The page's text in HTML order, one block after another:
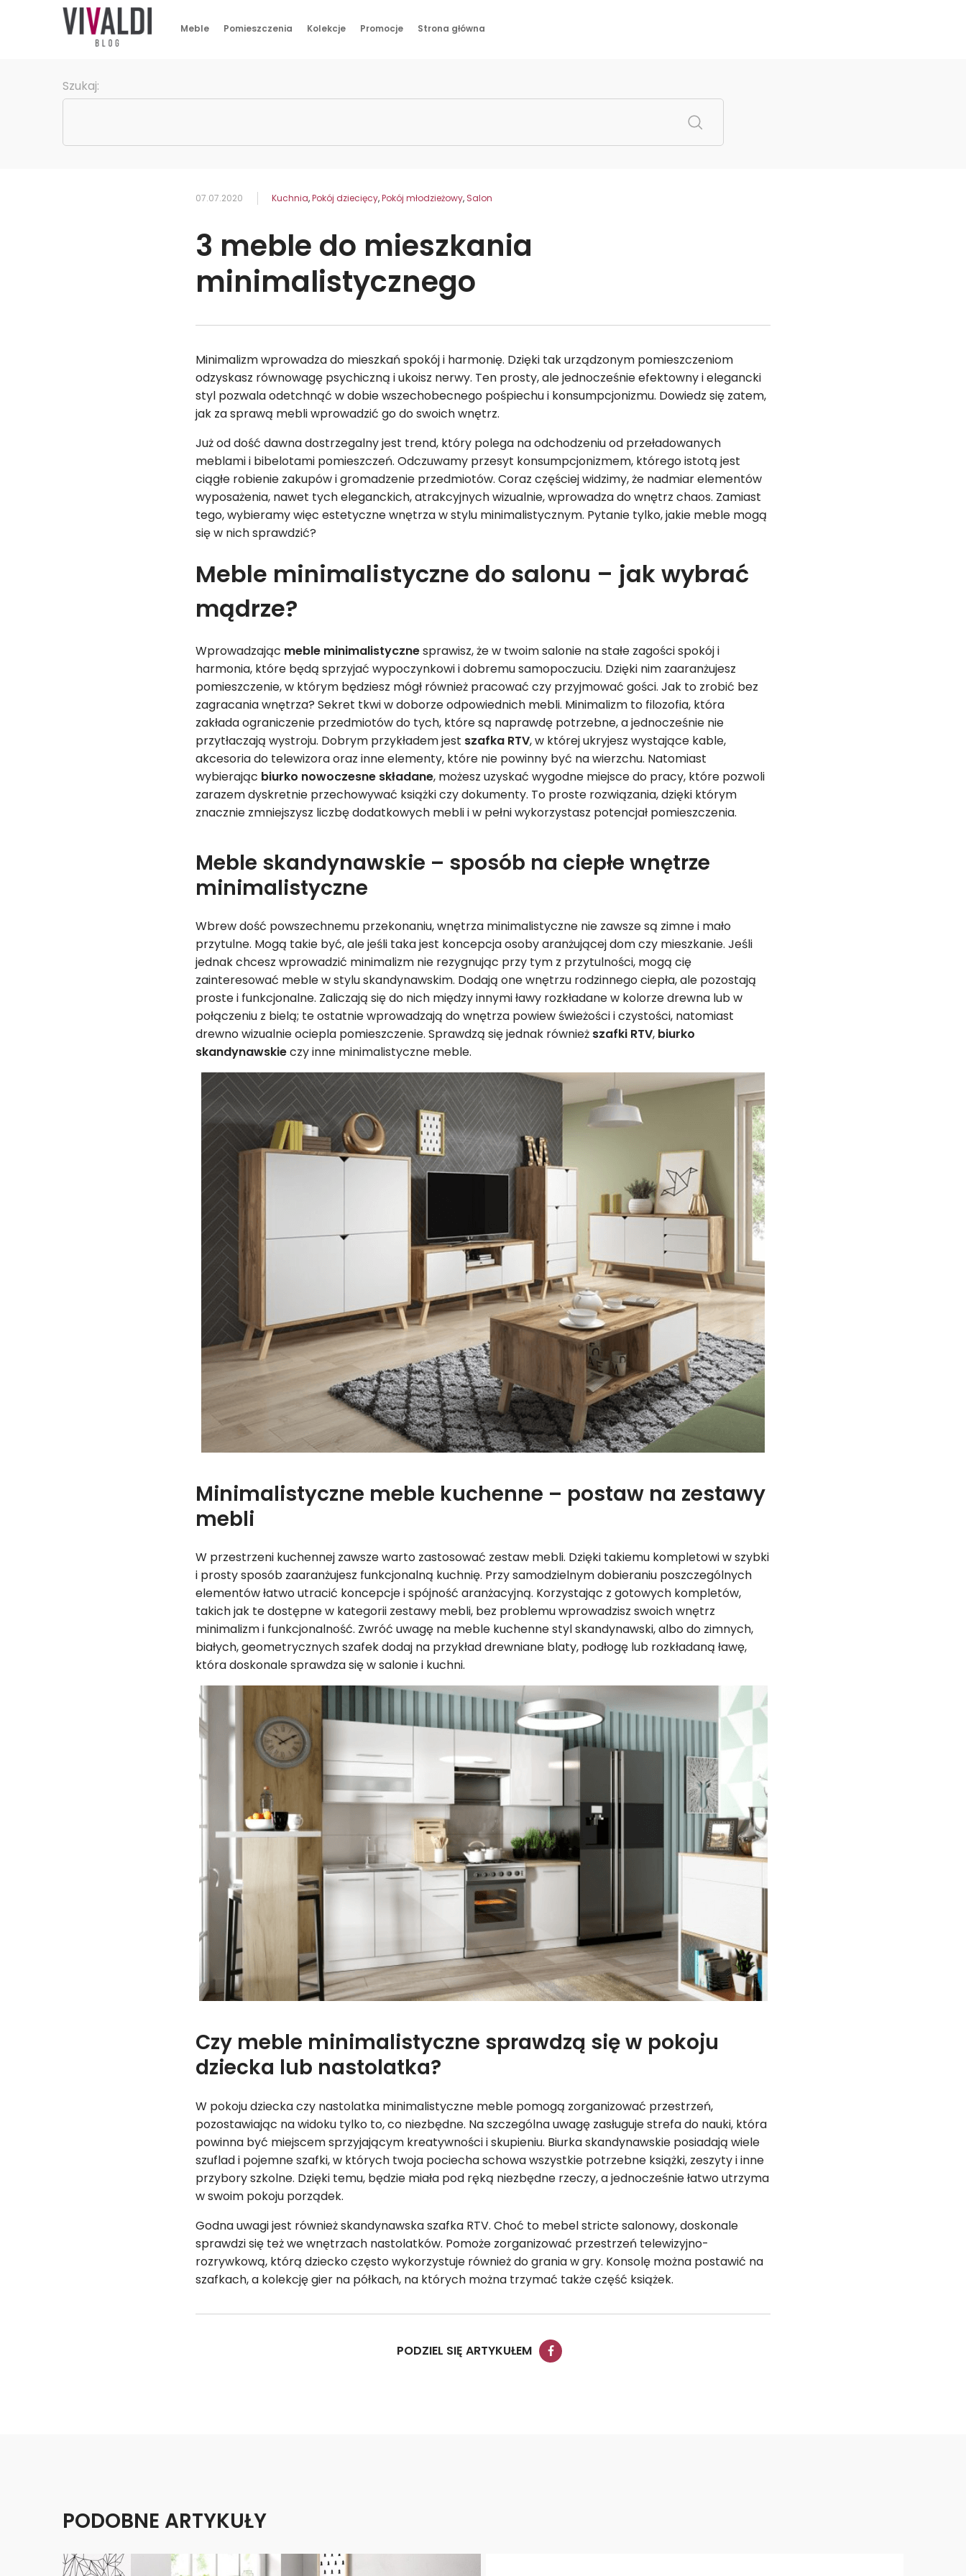
Meble Pomieszczenia Kolekcje Promocje Strona główna
Szukaj:
07.07.2020 Kuchnia,Pokój dziecięcy,Pokój młodzieżowy, Salon
3 meble do mieszkania
minimalistycznego
Minimalizm wprowadza do mieszkań spokój i harmonię. Dzięki tak urządzonym pomieszczeniom
odzyskasz równowagę psychiczną i ukoisz nerwy. Ten prosty, ale jednocześnie efektowny i elegancki
styl pozwala odetchnąć w dobie wszechobecnego pośpiechu i konsumpcjonizmu. Dowiedz się zatem,
jak za sprawą mebli wprowadzić go do swoich wnętrz.
Już od dość dawna dostrzegalny jest trend, który polega na odchodzeniu od przeładowanych
meblami i bibelotami pomieszczeń. Odczuwamy przesyt konsumpcjonizmem, którego istotą jest
ciągłe robienie zakupów i gromadzenie przedmiotów. Coraz częściej widzimy, że nadmiar elementów
wyposażenia, nawet tych eleganckich, atrakcyjnych wizualnie, wprowadza do wnętrz chaos. Zamiast
tego, wybieramy więc estetyczne wnętrza w stylu minimalistycznym. Pytanie tylko, jakie meble mogą
się w nich sprawdzić?
Meble minimalistyczne do salonu – jak wybrać
mądrze?
Wprowadzając meble minimalistycznesprawisz, że w twoim salonie na stałe zagości spokój i
harmonia, które będą sprzyjać wypoczynkowi i dobremu samopoczuciu. Dzięki nim zaaranżujesz
pomieszczenie, w którym będziesz mógł również pracować czy przyjmować gości. Jak to zrobić bez
zagracania wnętrza? Sekret tkwi w doborze odpowiednich mebli. Minimalizm to filozofia, która
zakłada ograniczenie przedmiotów do tych, które są naprawdę potrzebne, a jednocześnie nie
przytłaczają wystroju. Dobrym przykładem jest szafka RTV, w której ukryjesz wystające kable,
akcesoria do telewizora oraz inne elementy, które nie powinny być na wierzchu. Natomiast
wybierając biurko nowoczesne składane, możesz uzyskać wygodne miejsce do pracy, które pozwoli
zarazem dyskretnie przechowywać książki czy dokumenty. To proste rozwiązania, dzięki którym
znacznie zmniejszysz liczbę dodatkowych mebli i w pełni wykorzystasz potencjał pomieszczenia.
Meble skandynawskie – sposób na ciepłe wnętrze
minimalistyczne
Wbrew dość powszechnemu przekonaniu, wnętrza minimalistyczne nie zawsze są zimne i mało
przytulne. Mogą takie być, ale jeśli taka jest koncepcja osoby aranżującej dom czy mieszkanie. Jeśli
jednak chcesz wprowadzić minimalizm nie rezygnując przy tym z przytulności, mogą cię
zainteresować meble w stylu skandynawskim. Dodają one wnętrzu rodzinnego ciepła, ale pozostają
proste i funkcjonalne. Zaliczają się do nich między innymi ławy rozkładane w kolorze drewna lub w
połączeniu z bielą; te ostatnie wprowadzają do wnętrza powiew świeżości i czystości, natomiast
drewno wizualnie ociepla pomieszczenie. Sprawdzą się jednak również szafki RTV, biurko
skandynawskieczy inne minimalistyczne meble.
Minimalistyczne meble kuchenne – postaw na zestawy
mebli
W przestrzeni kuchennej zawsze warto zastosować zestaw mebli. Dzięki takiemu kompletowi w szybki
i prosty sposób zaaranżujesz funkcjonalną kuchnię. Przy samodzielnym dobieraniu poszczególnych
elementów łatwo utracić koncepcje i spójność aranżacyjną. Korzystając z gotowych kompletów,
takich jak te dostępne w kategorii zestawy mebli, bez problemu wprowadzisz swoich wnętrz
minimalizm i funkcjonalność. Zwróć uwagę na meble kuchenne styl skandynawski, albo do zimnych,
białych, geometrycznych szafek dodaj na przykład drewniane blaty, podłogę lub rozkładaną ławę,
która doskonale sprawdza się w salonie i kuchni.
Czy meble minimalistyczne sprawdzą się w pokoju
dziecka lub nastolatka?
W pokoju dziecka czy nastolatka minimalistyczne meble pomogą zorganizować przestrzeń,
pozostawiając na widoku tylko to, co niezbędne. Na szczególna uwagę zasługuje strefa do nauki, która
powinna być miejscem sprzyjającym kreatywności i skupieniu. Biurka skandynawskie posiadają wiele
szuflad i pojemne szafki, w których twoja pociecha schowa wszystkie potrzebne książki, zeszyty i inne
przybory szkolne. Dzięki temu, będzie miała pod ręką niezbędne rzeczy, a jednocześnie łatwo utrzyma
w swoim pokoju porządek.
Godna uwagi jest również skandynawska szafka RTV. Choć to mebel stricte salonowy, doskonale
sprawdzi się też we wnętrzach nastolatków. Pomoże zorganizować przestrzeń telewizyjno-
rozrywkową, którą dziecko często wykorzystuje również do grania w gry. Konsolę można postawić na
szafkach, a kolekcję gier na półkach, na których można trzymać także część książek.
PODZIEL SIĘ ARTYKUŁEM
PODOBNE ARTYKUŁY
Pomieszczenia
Promocje